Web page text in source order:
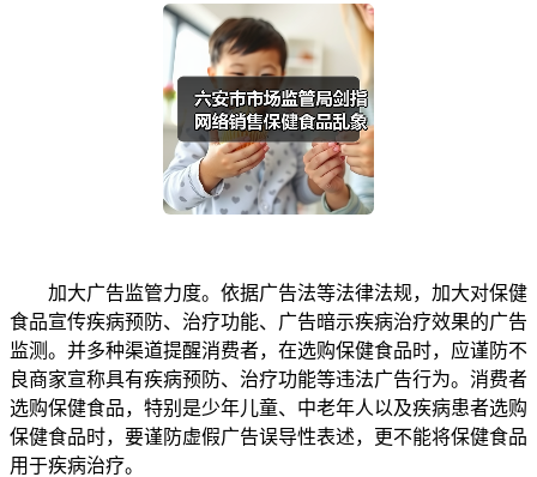
加大广告监管力度。依据广告法等法律法规，加大对保健
食品宣传疾病预防、治疗功能、广告暗示疾病治疗效果的广告
监测。并多种渠道提醒消费者，在选购保健食品时，应谨防不
良商家宣称具有疾病预防、治疗功能等违法广告行为。消费者
选购保健食品，特别是少年儿童、中老年人以及疾病患者选购
保健食品时，要谨防虚假广告误导性表述，更不能将保健食品
用于疾病治疗。